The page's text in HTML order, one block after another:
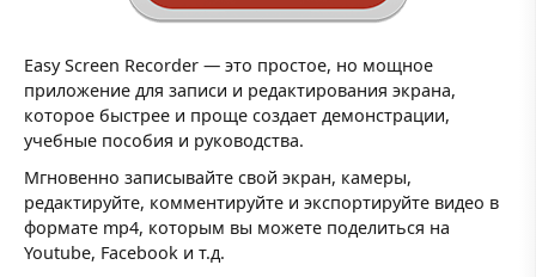
Easy Screen Recorder — это простое, но мощное
приложение для записи и редактирования экрана,
которое быстрее и проще создает демонстрации,
учебные пособия и руководства.
Мгновенно записывайте свой экран, камеры,
редактируйте, комментируйте и экспортируйте видео в
формате mp4, которым вы можете поделиться на
Youtube, Facebook и т.д.